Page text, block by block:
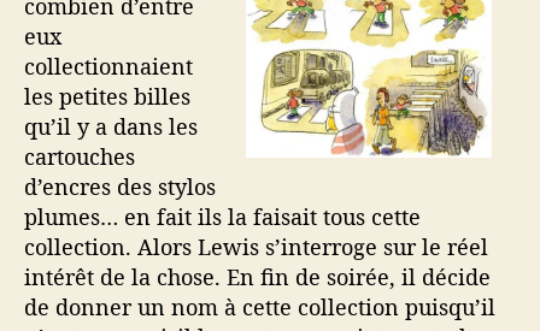
combien d’entre
eux
collectionnaient
les petites billes
qu’il y a dans les
cartouches
d’encres des stylos
plumes… en fait ils la faisait tous cette
collection. Alors Lewis s’interroge sur le réel
intérêt de la chose. En fin de soirée, il décide
de donner un nom à cette collection puisqu’il